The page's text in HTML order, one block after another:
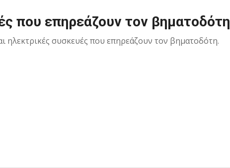
που επηρεάζουν τον βηματοδότη
ηλεκτρικές συσκευές που επηρεάζουν τον βηματοδότη.